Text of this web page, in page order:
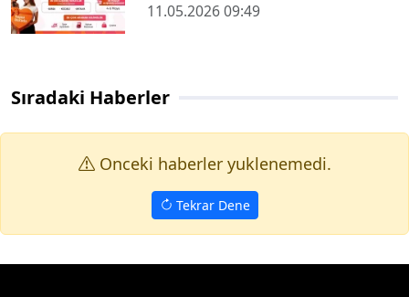
11.05.2026 09:49
Sıradaki Haberler
Onceki haberler yuklenemedi.
Tekrar Dene